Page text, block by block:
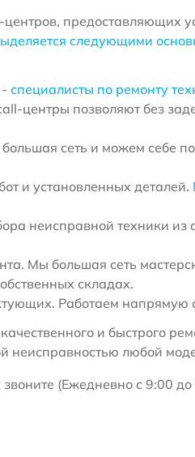
предоставляющих
следующими
специалисты по ремонту
центры позволяют без
сеть и можем себе
и установленных деталей.
неисправной техники из
Мы большая сеть
складах.
Работаем напрямую
и быстрого
неисправностью любой
(Ежедневно с 9:00 до